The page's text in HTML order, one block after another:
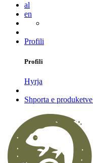
al
en
Profili
Profili
Hyrja
Shporta e produketve